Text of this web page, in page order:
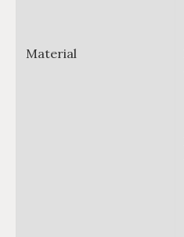
Material